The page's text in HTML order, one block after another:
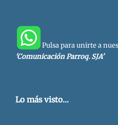
Pulsa para unirte a
'Comunicación Parroq. SJA'
Lo más visto...